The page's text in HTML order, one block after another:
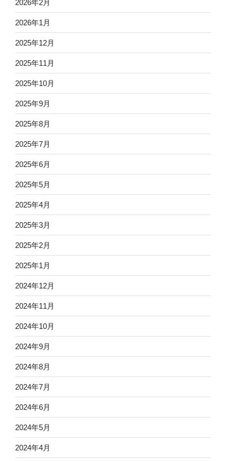
2026年2月
2026年1月
2025年12月
2025年11月
2025年10月
2025年9月
2025年8月
2025年7月
2025年6月
2025年5月
2025年4月
2025年3月
2025年2月
2025年1月
2024年12月
2024年11月
2024年10月
2024年9月
2024年8月
2024年7月
2024年6月
2024年5月
2024年4月